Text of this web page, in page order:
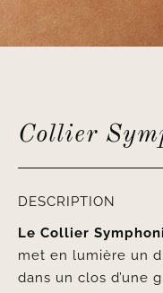
Collier
DESCRIPTION
Le Collier
met en lumière un
dans un clos d’une